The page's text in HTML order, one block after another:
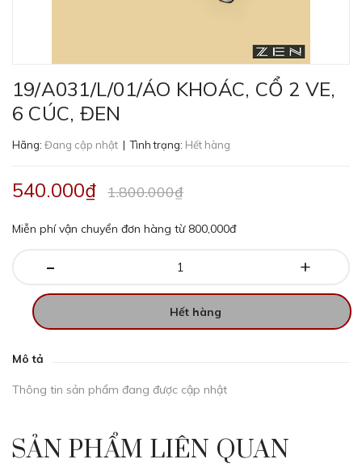
19/A031/L/01/ÁO KHOÁC, CỔ 2 VE,
6 CÚC, ĐEN
Hãng: Đang cập nhật | Tình trạng: Hết hàng
540.000₫ 1.800.000₫
Miễn phí vận chuyển đơn hàng từ 800,000đ
- +
Hết hàng
Mô tả
Thông tin sản phẩm đang được cập nhật
SẢN PHẨM LIÊN QUAN